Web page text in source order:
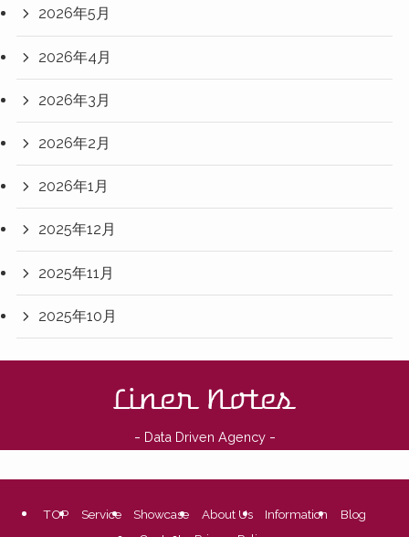
2026年5月
2026年4月
2026年3月
2026年2月
2026年1月
2025年12月
2025年11月
2025年10月
- Data Driven Agency-
TOP Service Showcase About Us Information
Blog